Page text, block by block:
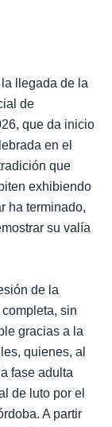
llegada de la
de
que da inicio
en el
que
exhibiendo
ha terminado,
su valía
de la
sin
gracias a la
quienes, al
fase adulta
de luto por el
A partir